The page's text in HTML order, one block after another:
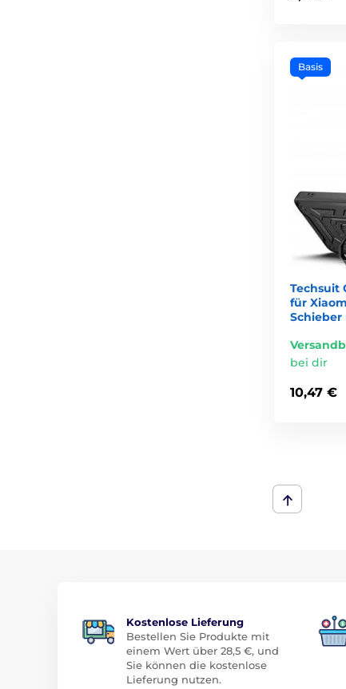
Basis
Techsuit
für
Schieber
bei dir
10,47 €
Kostenlose Lieferung
Bestellen Sie Produkte mit
einem Wert über 28,5 €, und
Sie können die kostenlose
Lieferung nutzen.